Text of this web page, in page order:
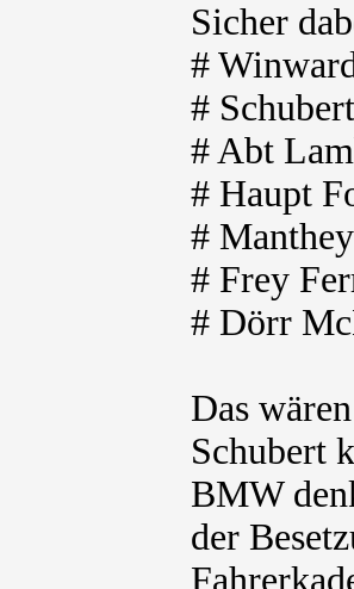
Sicher
#
#
# Abt
# Haupt
#
# Frey
# Dörr
Das
Schubert
BMW
der